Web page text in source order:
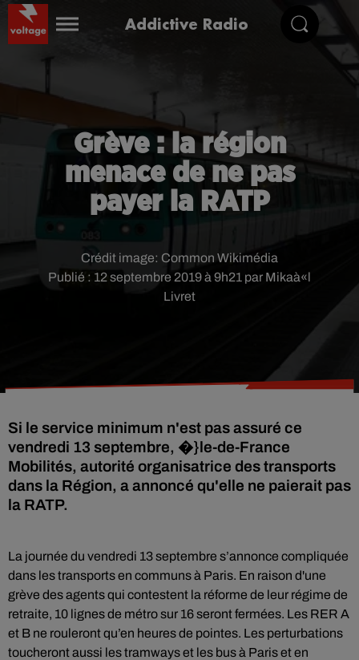
Addictive Radio
Grève : la région
menace de ne pas
payer la RATP
Publié : 12 septembre 2019 à 9h21 par Mikaà«l
Livret
Crédit image: Common Wikimédia
Si le service minimum n'est pas assuré ce
vendredi 13 septembre, �}le-de-France
Mobilités, autorité organisatrice des transports
dans la Région, a annoncé qu'elle ne paierait pas
la RATP.
La journée du vendredi 13 septembre s’annonce compliquée
dans les transports en communs à Paris. En raison d'une
grève des agents qui contestent la réforme de leur régime de
retraite, 10 lignes de métro sur 16 seront fermées. Les RER A
et B ne rouleront qu’en heures de pointes. Les perturbations
toucheront aussi les tramways et les bus à Paris et en